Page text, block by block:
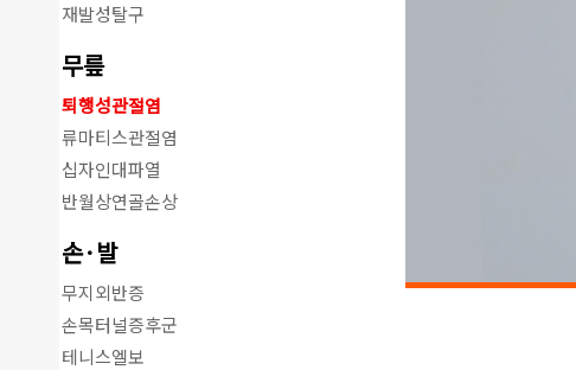
재발성탈구
무릎
퇴행성관절염
류마티스관절염
십자인대파열
반월상연골손상
손·발
무지외반증
손목터널증후군
테니스엘보